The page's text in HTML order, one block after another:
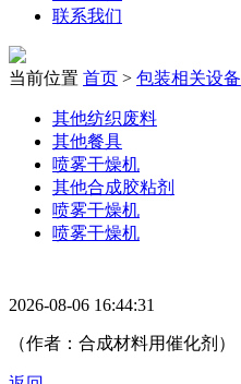
联系我们
当前位置 首页 > 包装相关设备
其他纺织废料
其他餐具
喷雾干燥机
其他合成胶粘剂
喷雾干燥机
喷雾干燥机
2026-08-06 16:44:31
（作者：合成材料用催化剂）